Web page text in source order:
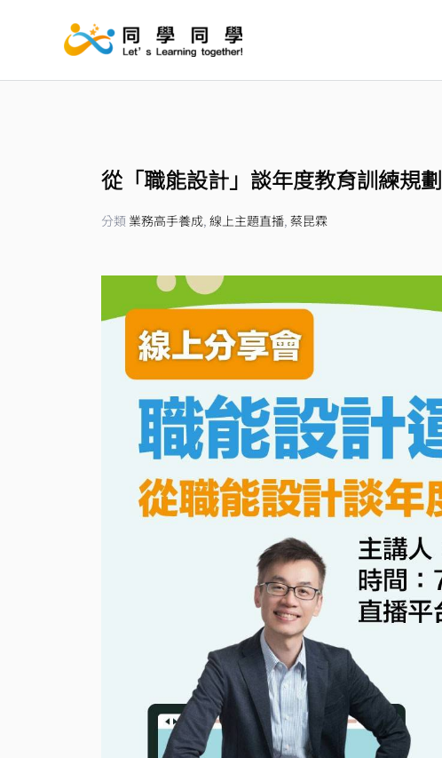
從「職能設計」談年度教育訓練規劃
分類 業務高手養成, 線上主題直播, 蔡昆霖